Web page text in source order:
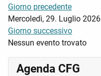
Giorno precedente
Mercoledì, 29. Luglio 2026
Giorno successivo
Nessun evento trovato
Agenda CFG